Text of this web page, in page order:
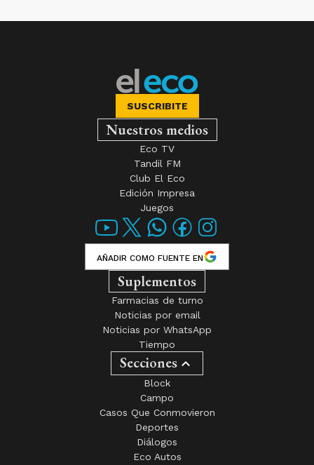
SUSCRIBITE
Nuestros medios
Eco TV
Tandil FM
Club El Eco
Edición Impresa
Juegos
AÑADIR COMO FUENTE EN
Suplementos
Farmacias de turno
Noticias por email
Noticias por WhatsApp
Tiempo
Secciones
Block
Campo
Casos Que Conmovieron
Deportes
Diálogos
Eco Autos